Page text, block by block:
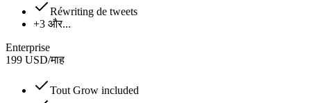
Réwriting de tweets
+3 और...
Enterprise
199 USD/माह
Tout Grow included